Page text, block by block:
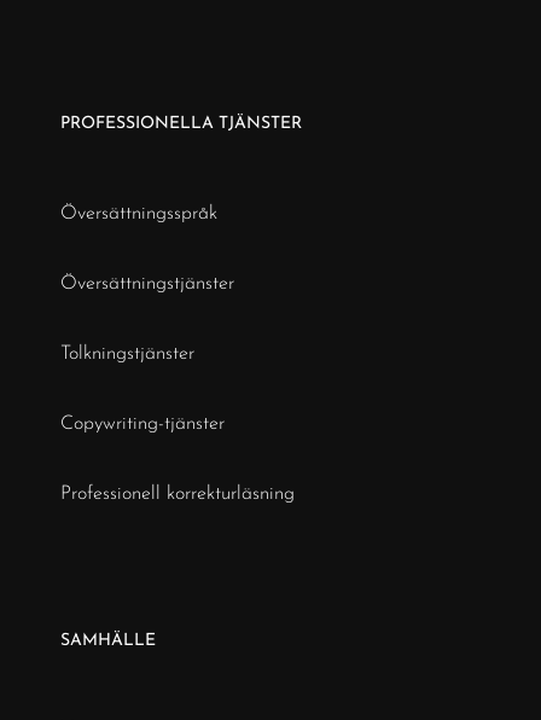
PROFESSIONELLA TJÄNSTER
Översättningsspråk
Översättningstjänster
Tolkningstjänster
Copywriting-tjänster
Professionell korrekturläsning
SAMHÄLLE